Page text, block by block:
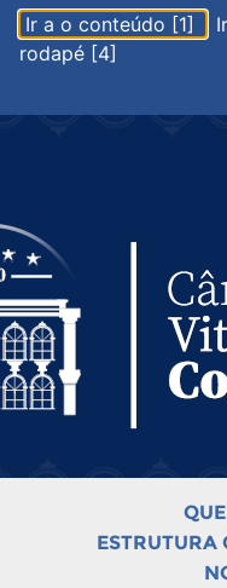
Ir a o conteúdo [1]
rodapé [4]